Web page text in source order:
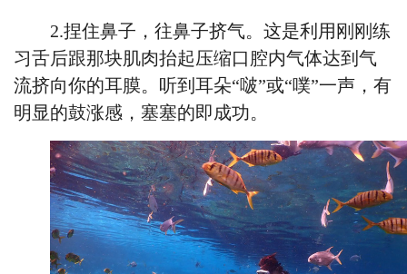
2.捏住鼻子，往鼻子挤气。这是利用刚刚练
习舌后跟那块肌肉抬起压缩口腔内气体达到气
流挤向你的耳膜。听到耳朵“啵”或“噗”一声，有
明显的鼓涨感，塞塞的即成功。